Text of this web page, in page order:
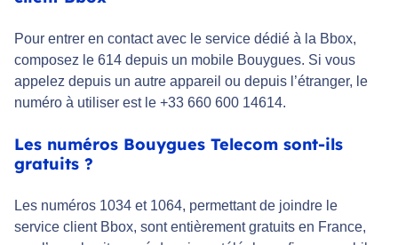
Pour entrer en contact avec le service dédié à la Bbox,
composez le 614 depuis un mobile Bouygues. Si vous
appelez depuis un autre appareil ou depuis l’étranger, le
numéro à utiliser est le +33 660 600 14614.
Les numéros Bouygues Telecom sont-ils
gratuits ?
Les numéros 1034 et 1064, permettant de joindre le
service client Bbox, sont entièrement gratuits en France,